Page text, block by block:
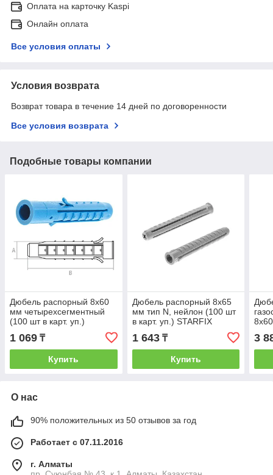
Оплата на карточку Kaspi
Онлайн оплата
Все условия оплаты
Условия возврата
Возврат товара в течение 14 дней по договоренности
Все условия возврата
Подобные товары компании
Дюбель распорный 8х60
мм четырехсегментный
(100 шт в карт. уп.)
STARFIX (STARFIX)
(SMC3-44345-100)
1 069 ₸
Купить
Дюбель распорный 8х65
мм тип N, нейлон (100 шт
в карт. уп.) STARFIX
(STARFIX) (SMC3-76320-
100)
1 643₸
Купить
100)
3
О нас
90% положительных из 50 отзывов за год
Работает с 07.11.2016
г. Алматы